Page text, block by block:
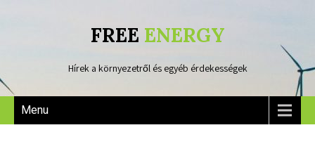
FREE ENERGY
Hírek a környezetről és egyéb érdekességek
Menu